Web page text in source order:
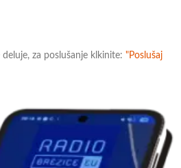
za poslušanje klkinite: "Poslušaj